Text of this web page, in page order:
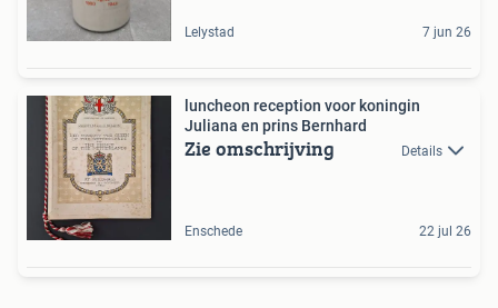
Lelystad 7 jun 26
luncheon reception voor koningin
Juliana en prins Bernhard
Zie omschrijving Details
Enschede 22 jul 26